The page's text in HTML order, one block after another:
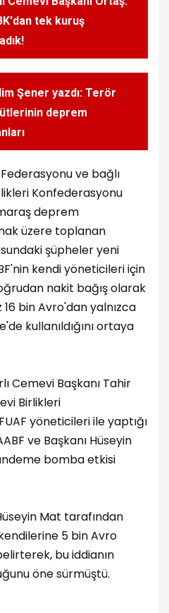
tek kuruş
Şener yazdı: Terör
deprem
ve bağlı
Konfederasyonu
deprem
üzere toplanan
şüpheler yeni
kendi yöneticileri için
nakit bağış olarak
bin Avro'dan yalnızca
kullanıldığını ortaya
Cemevi Başkanı Tahir
Birlikleri
yöneticileri ile yaptığı
ve Başkanı Hüseyin
bomba etkisi
Mat tarafından
5 bin Avro
bu iddianın
öne sürmüştü.